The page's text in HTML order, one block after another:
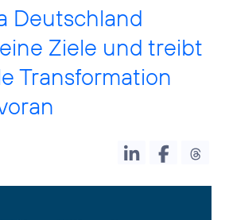
Deutschland
Ziele und treibt
Transformation